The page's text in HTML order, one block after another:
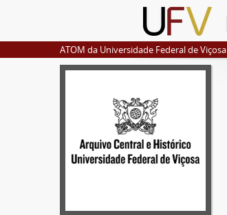
ATOM da Universidade Federal de Viçosa